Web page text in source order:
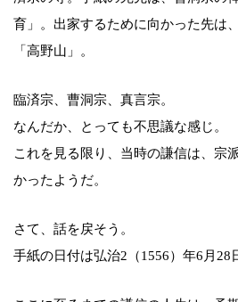
育」。出家するために向かった先は
「高野山」。
臨済宗、曹洞宗、真言宗。
なんだか、とっても不思議な感じ。
これを見る限り、当時の謙信は、宗
かったようだ。
さて、話を戻そう。
手紙の日付は弘治2（1556）年6月28